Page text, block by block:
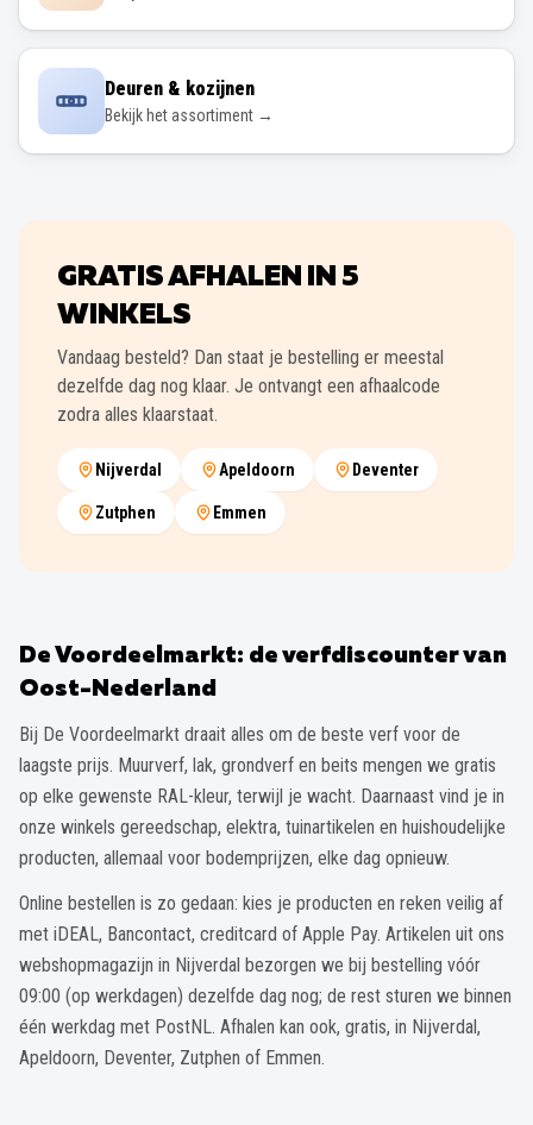
Deuren & kozijnen
Bekijk het assortiment →
GRATIS AFHALEN IN 5
WINKELS
Vandaag besteld? Dan staat je bestelling er meestal
dezelfde dag nog klaar. Je ontvangt een afhaalcode
zodra alles klaarstaat.
Nijverdal Apeldoorn Deventer
Zutphen Emmen
De Voordeelmarkt: de verfdiscounter van
Oost-Nederland
Bij De Voordeelmarkt draait alles om de beste verf voor de
laagste prijs. Muurverf, lak, grondverf en beits mengen we gratis
op elke gewenste RAL-kleur, terwijl je wacht. Daarnaast vind je in
onze winkels gereedschap, elektra, tuinartikelen en huishoudelijke
producten, allemaal voor bodemprijzen, elke dag opnieuw.
Online bestellen is zo gedaan: kies je producten en reken veilig af
met iDEAL, Bancontact, creditcard of Apple Pay. Artikelen uit ons
webshopmagazijn in Nijverdal bezorgen we bij bestelling vóór
09:00 (op werkdagen) dezelfde dag nog; de rest sturen we binnen
één werkdag met PostNL. Afhalen kan ook, gratis, in Nijverdal,
Apeldoorn, Deventer, Zutphen of Emmen.